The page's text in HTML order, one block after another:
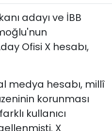
adayı ve İBB
Ofisi X hesabı,
medya hesabı, millî
korunması
kullanıcı
X